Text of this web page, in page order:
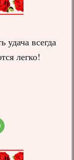
всегда
легко!